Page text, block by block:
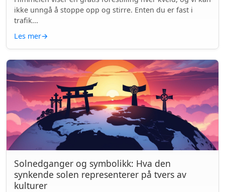
ikke unngå å stoppe opp og stirre. Enten du er fast i
trafik...
Les mer→
Solnedganger og symbolikk: Hva den
synkende solen representerer på tvers av
kulturer